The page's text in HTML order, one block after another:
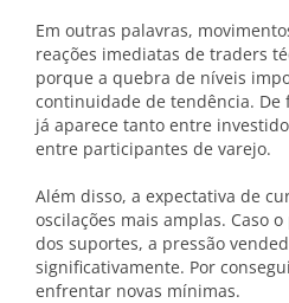
Em outras palavras,
reações imediatas de traders
porque a quebra de níveis
continuidade de tendência. De
já aparece tanto entre
entre participantes de varejo.
Além disso, a expectativa de
oscilações mais amplas. Caso
dos suportes, a pressão
significativamente. Por
enfrentar novas mínimas.